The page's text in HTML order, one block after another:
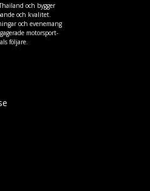
och bygger
och kvalitet.
och evenemang
motorsport-
följare.